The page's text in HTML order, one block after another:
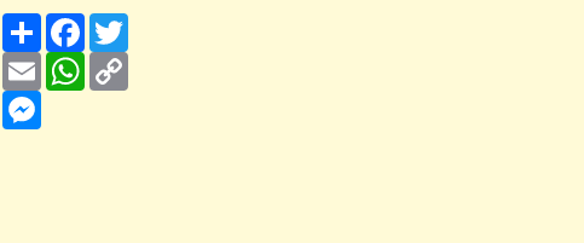
FacebookTwitter
Copy
Link